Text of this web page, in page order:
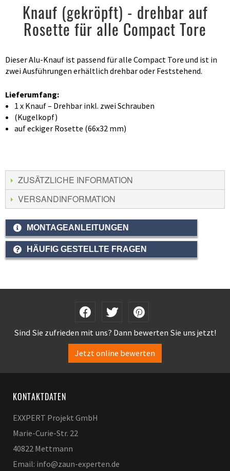
Knauf (gekröpft) - drehbar auf
Rosette für alle Compact Tore
Dieser Alu-Knauf ist passend für alle Compact Tore und ist in
zwei Ausführungen erhältlich drehbar oder Feststehend.
Lieferumfang:
1 x Knauf – Drehbar inkl. zwei Schrauben
(Kugelkopf)
auf eckiger Rosette (66x32 mm)
ZUSÄTZLICHE INFORMATION
VERSANDINFORMATION
MONTAGEANLEITUNGEN
HÄUFIG GESTELLTE FRAGEN
Sind Sie zufrieden mit uns? Dann bewerten Sie uns jetzt!
Jetzt online bewerten
KONTAKTDATEN
EXXPERT Projekt GmbH
Marie-Curie-Str. 22
40822 Mettmann
Email: info@zaun-experten.de